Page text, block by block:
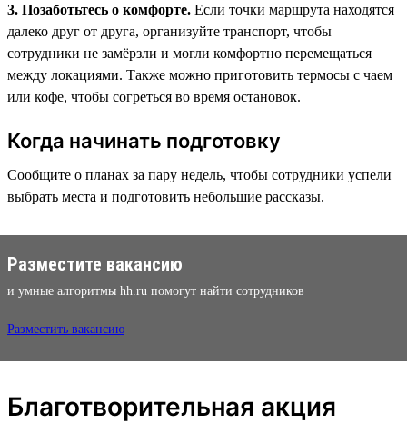
3. Позаботьтесь о комфорте. Если точки маршрута находятся
далеко друг от друга, организуйте транспорт, чтобы
сотрудники не замёрзли и могли комфортно перемещаться
между локациями. Также можно приготовить термосы с чаем
или кофе, чтобы согреться во время остановок.
Когда начинать подготовку
Сообщите о планах за пару недель, чтобы сотрудники успели
выбрать места и подготовить небольшие рассказы.
Разместите вакансию
и умные алгоритмы hh.ru помогут найти сотрудников
Разместить вакансию
Благотворительная акция